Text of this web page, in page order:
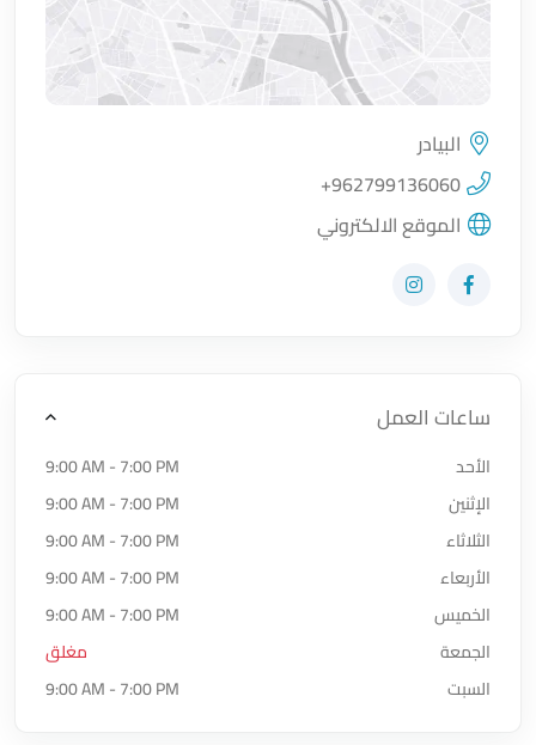
اضغط لتحميل الموقع
البيادر
+962799136060
الموقع الالكتروني
زيارة حساب المتجر على Facebook-f
زيارة حساب المتجر على Instagram
ساعات العمل
الأحد
9:00 AM - 7:00 PM
الإثنين
9:00 AM - 7:00 PM
الثلاثاء
9:00 AM - 7:00 PM
الأربعاء
9:00 AM - 7:00 PM
الخميس
9:00 AM - 7:00 PM
الجمعة
مغلق
السبت
9:00 AM - 7:00 PM